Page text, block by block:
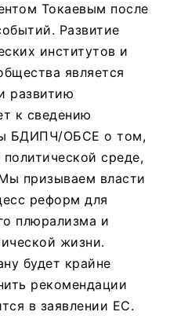
Токаевым после
Развитие
институтов и
является
развитию
к сведению
БДИПЧ/ОБСЕ о том,
среде,
призываем власти
реформ для
плюрализма и
жизни.
будет крайне
рекомендации
в заявлении ЕС.